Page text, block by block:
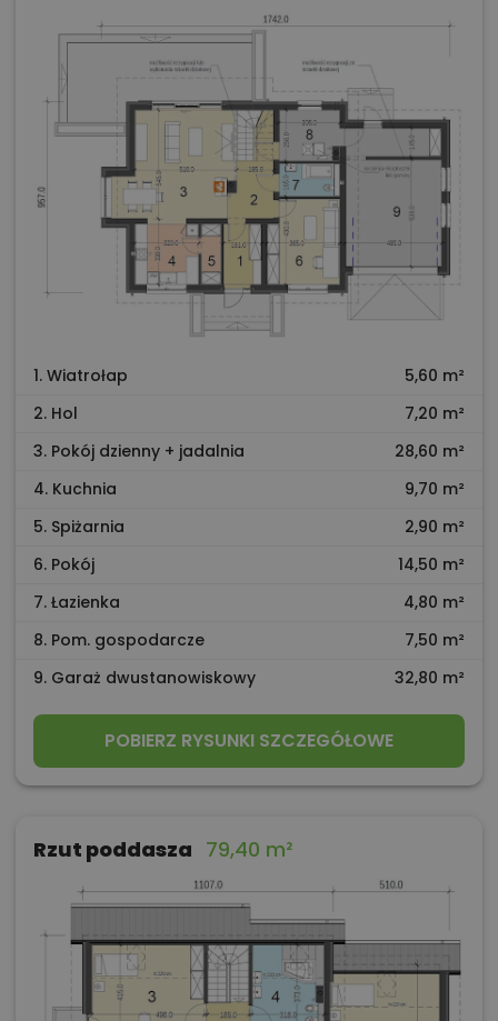
1. Wiatrołap
5,60 m²
2. Hol
7,20 m²
3. Pokój dzienny + jadalnia
28,60 m²
4. Kuchnia
9,70 m²
5. Spiżarnia
2,90 m²
6. Pokój
14,50 m²
7. Łazienka
4,80 m²
8. Pom. gospodarcze
7,50 m²
9. Garaż dwustanowiskowy
32,80 m²
POBIERZ RYSUNKI SZCZEGÓŁOWE
Rzut poddasza 79,40 m²